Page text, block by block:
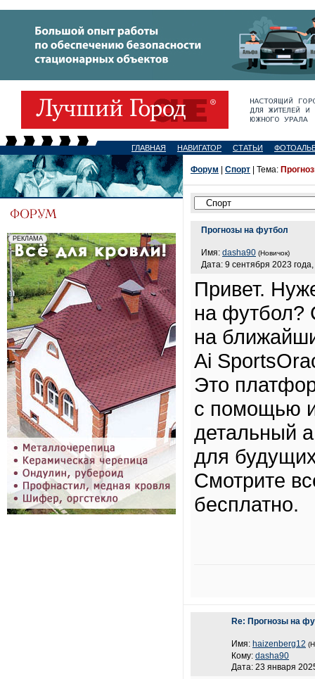
ГЛАВНАЯ НАВИГАТОР СТАТЬИ
Форум Спорт | Тема:
Прогнозы на футбол
Имя: dasha90 (Новичок)
Дата: 9 сентября 2023
Привет.
на футбол?
на
Ai
Это
с помощью
детальный
для
Смотрите
бесплатно.
Re: Прогнозы на
Имя: haizenberg12
Кому: dasha90
Дата: 23 января